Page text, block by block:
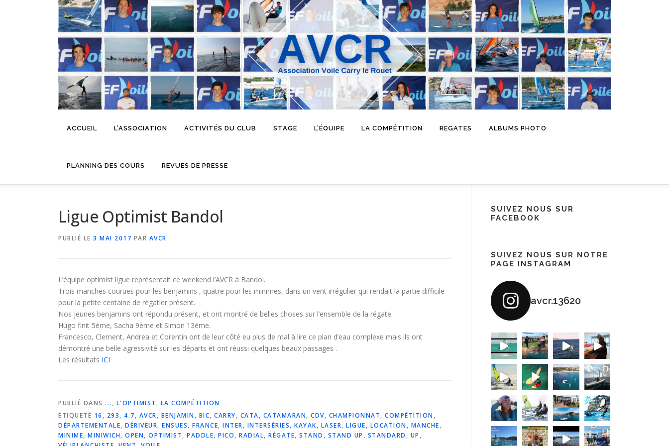
ACCUEIL L’ASSOCIATION ACTIVITÉS DU CLUB STAGE L’ÉQUIPE LA COMPÉTITION REGATES ALBUMS PHOTO
PLANNING DES COURS REVUES DE PRESSE
Ligue Optimist Bandol
PUBLIÉ LE 3 MAI 2017 PAR AVCR
L’équipe optimist ligue représentait ce weekend l’AVCR à Bandol.
Trois manches courues pour les benjamins , quatre pour les minimes, dans un vent irrégulier qui rendait la partie difficile
pour la petite centaine de régatier présent.
Nos jeunes benjamins ont répondu présent, et ont montré de belles choses sur l’ensemble de la régate.
Hugo finit 5ème, Sacha 9ème et Simon 13ème.
Francesco, Clement, Andrea et Corentin ont de leur côté eu plus de mal à lire ce plan d’eau complexe mais ils ont
démontré une belle agressivité sur les départs et ont réussi quelques beaux passages .
Les résultats ICI
PUBLIÉ DANS ... , L'OPTIMIST , LA COMPÉTITION
ÉTIQUETÉ 16 , 293, 4.7, AVCR, BENJAMIN, BIC, CARRY, CATA, CATAMARAN, CDV, CHAMPIONNAT, COMPÉTITION,
DÉPARTEMENTALE, DÉRIVEUR, ENSUES, FRANCE, INTER, INTERSÉRIES, KAYAK, LASER, LIGUE, LOCATION, MANCHE,
MINIME, MINIWICH, OPEN, OPTIMIST, PADDLE, PICO, RADIAL, RÉGATE, STAND , STAND UP , STANDARD , UP ,
SUIVEZ NOUS SUR
FACEBOOK
SUIVEZ NOUS SUR NOTRE
PAGE INSTAGRAM
avcr.13620